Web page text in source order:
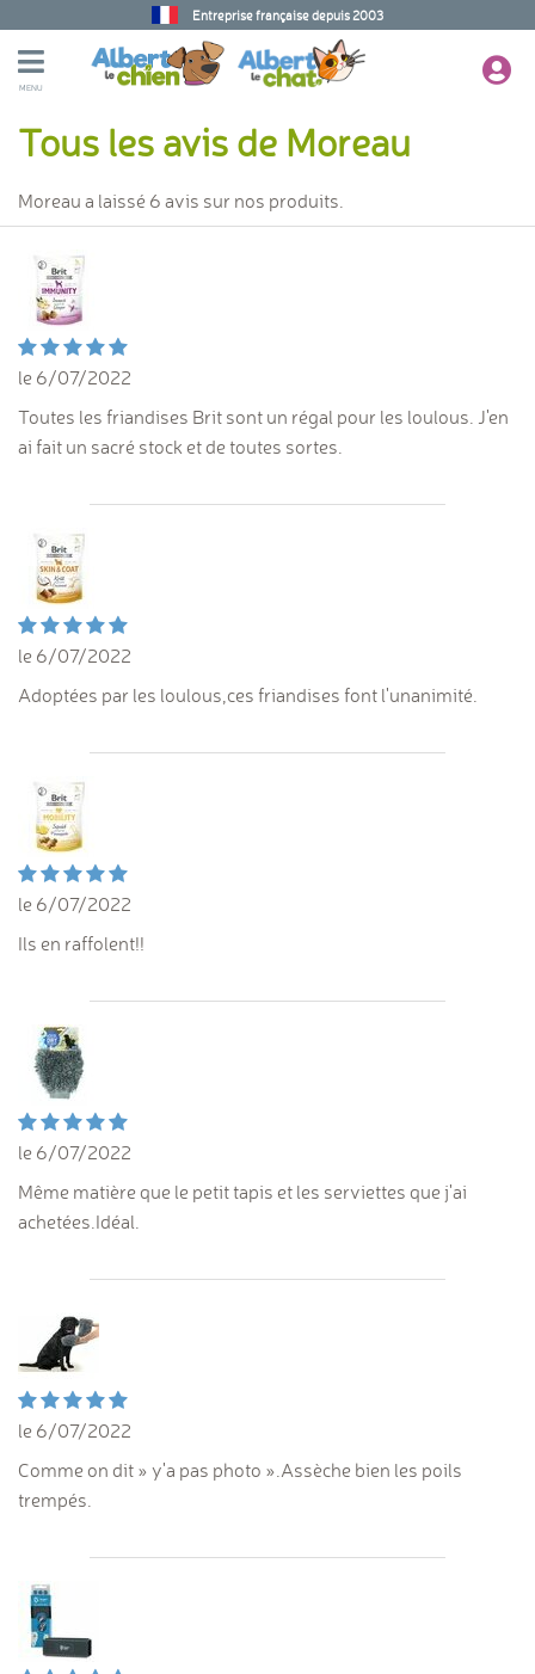
Entreprise française depuis 2003
MENU
Tous les avis de Moreau
Moreau a laissé 6 avis sur nos produits.
le 6/07/2022
Toutes les friandises Brit sont un régal pour les loulous. J'en
ai fait un sacré stock et de toutes sortes.
le 6/07/2022
Adoptées par les loulous,ces friandises font l'unanimité.
le 6/07/2022
Ils en raffolent!!
le 6/07/2022
Même matière que le petit tapis et les serviettes que j'ai
achetées.Idéal.
le 6/07/2022
Comme on dit » y'a pas photo ».Assèche bien les poils
trempés.